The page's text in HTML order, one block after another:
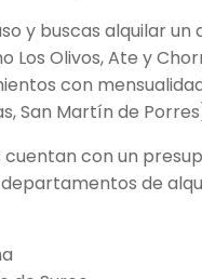
y buscas alquilar
Los Olivos, Ate y
con
San Martín de
cuentan con un
de